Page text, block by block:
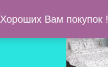
Хороших Вам покупок !